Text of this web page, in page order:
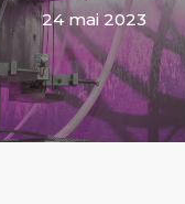
24 mai 2023